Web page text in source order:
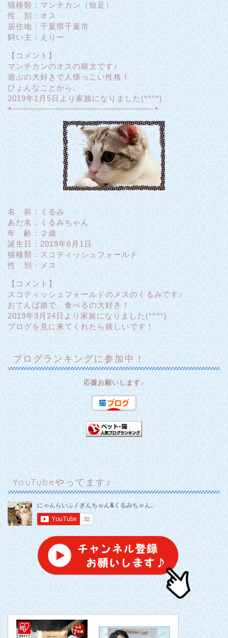
猫種類：マンチカン（短足）
性 別：オス
居住地：千葉県千葉市
飼い主：えりー
【コメント】
マンチカンのオスの銀太です♪
遊ぶの大好きで人懐っこい性格！
ひょんなことから、
2019年1月5日より家族になりました(*^^*)
+—————————————————-+
名 前：くるみ
あだ名：くるみちゃん
年 齢：２歳
誕生日：2019年6月1日
猫種類：スコティッシュフォールド
性 別：メス
【コメント】
スコティッシュフォールドのメスのくるみです♪
おてんば娘で、食べるの大好き！
2019年9月24日より家族になりました(*^^*)
ブログを見に来てくれたら嬉しいです！
ブログランキングに参加中！
応援お願いします♪
YouTubeやってます♪